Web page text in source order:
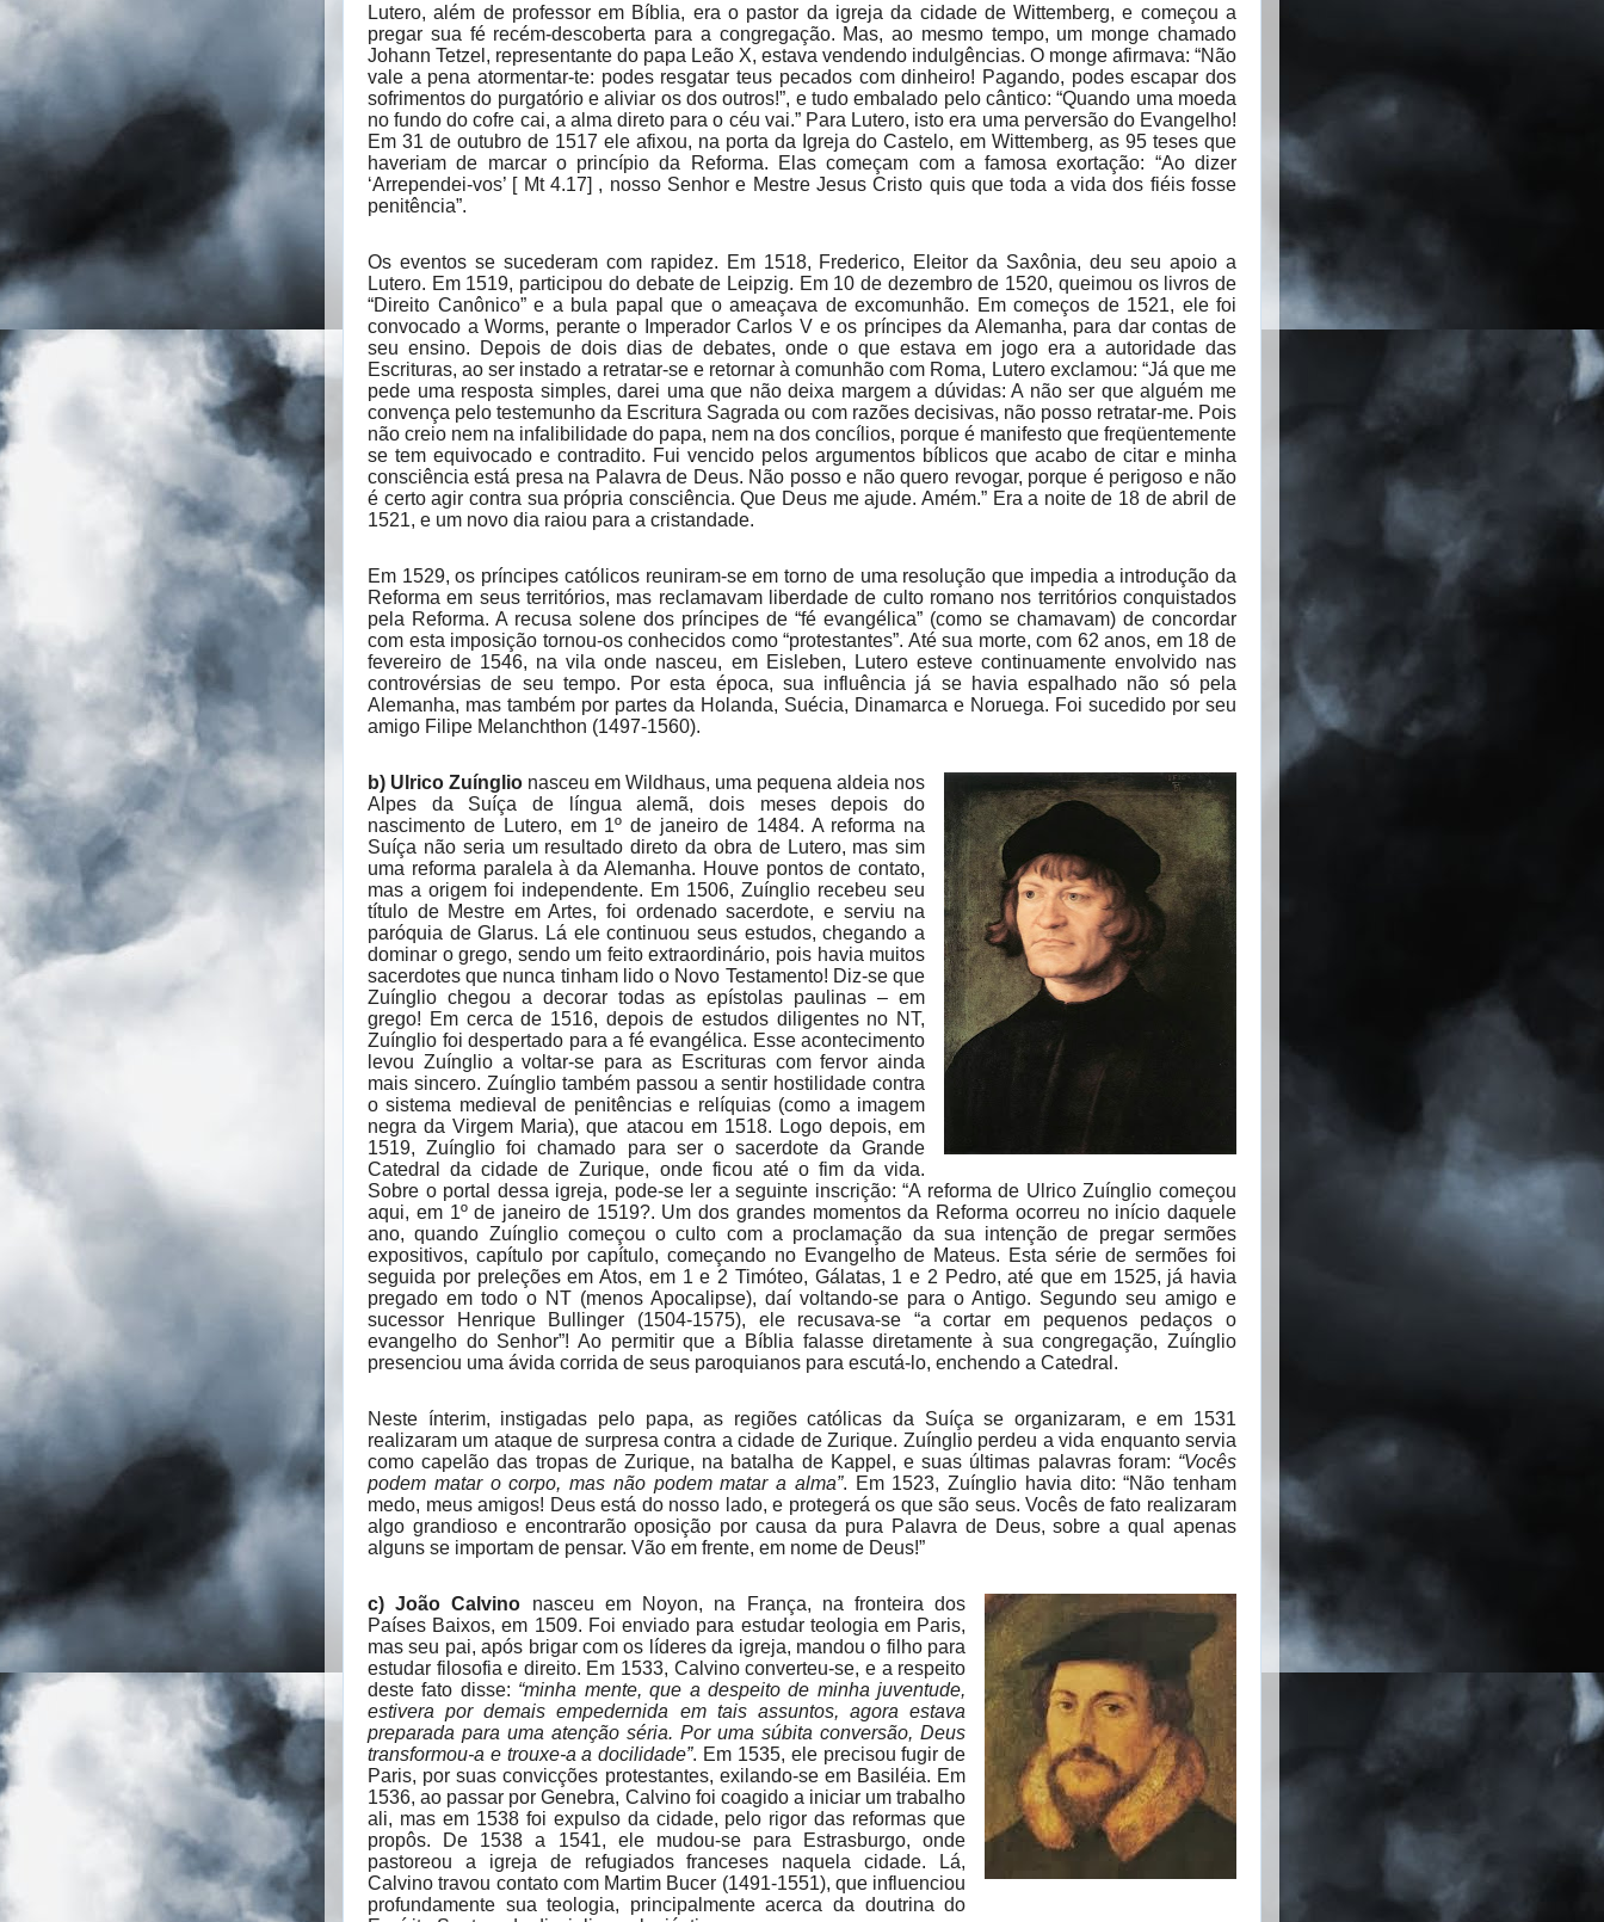
Lutero, além de professor em Bíblia, era o pastor da igreja da cidade de Wittemberg, e começou a
pregar sua fé recém-descoberta para a congregação. Mas, ao mesmo tempo, um monge chamado
Johann Tetzel, representante do papa Leão X, estava vendendo indulgências. O monge afirmava: “Não
vale a pena atormentar-te: podes resgatar teus pecados com dinheiro! Pagando, podes escapar dos
sofrimentos do purgatório e aliviar os dos outros!”, e tudo embalado pelo cântico: “Quando uma moeda
no fundo do cofre cai, a alma direto para o céu vai.” Para Lutero, isto era uma perversão do Evangelho!
Em 31 de outubro de 1517 ele afixou, na porta da Igreja do Castelo, em Wittemberg, as 95 teses que
haveriam de marcar o princípio da Reforma. Elas começam com a famosa exortação: “Ao dizer
‘Arrependei-vos’ [ Mt 4.17] , nosso Senhor e Mestre Jesus Cristo quis que toda a vida dos fiéis fosse
penitência”.
Os eventos se sucederam com rapidez. Em 1518, Frederico, Eleitor da Saxônia, deu seu apoio a
Lutero. Em 1519, participou do debate de Leipzig. Em 10 de dezembro de 1520, queimou os livros de
“Direito Canônico” e a bula papal que o ameaçava de excomunhão. Em começos de 1521, ele foi
convocado a Worms, perante o Imperador Carlos V e os príncipes da Alemanha, para dar contas de
seu ensino. Depois de dois dias de debates, onde o que estava em jogo era a autoridade das
Escrituras, ao ser instado a retratar-se e retornar à comunhão com Roma, Lutero exclamou: “Já que me
pede uma resposta simples, darei uma que não deixa margem a dúvidas: A não ser que alguém me
convença pelo testemunho da Escritura Sagrada ou com razões decisivas, não posso retratar-me. Pois
não creio nem na infalibilidade do papa, nem na dos concílios, porque é manifesto que freqüentemente
se tem equivocado e contradito. Fui vencido pelos argumentos bíblicos que acabo de citar e minha
consciência está presa na Palavra de Deus. Não posso e não quero revogar, porque é perigoso e não
é certo agir contra sua própria consciência. Que Deus me ajude. Amém.” Era a noite de 18 de abril de
1521, e um novo dia raiou para a cristandade.
Em 1529, os príncipes católicos reuniram-se em torno de uma resolução que impedia a introdução da
Reforma em seus territórios, mas reclamavam liberdade de culto romano nos territórios conquistados
pela Reforma. A recusa solene dos príncipes de “fé evangélica” (como se chamavam) de concordar
com esta imposição tornou-os conhecidos como “protestantes”. Até sua morte, com 62 anos, em 18 de
fevereiro de 1546, na vila onde nasceu, em Eisleben, Lutero esteve continuamente envolvido nas
controvérsias de seu tempo. Por esta época, sua influência já se havia espalhado não só pela
Alemanha, mas também por partes da Holanda, Suécia, Dinamarca e Noruega. Foi sucedido por seu
amigo Filipe Melanchthon (1497-1560).
b) Ulrico Zuínglio nasceu em Wildhaus, uma pequena aldeia nos
Alpes da Suíça de língua alemã, dois meses depois do
nascimento de Lutero, em 1º de janeiro de 1484. A reforma na
Suíça não seria um resultado direto da obra de Lutero, mas sim
uma reforma paralela à da Alemanha. Houve pontos de contato,
mas a origem foi independente. Em 1506, Zuínglio recebeu seu
título de Mestre em Artes, foi ordenado sacerdote, e serviu na
paróquia de Glarus. Lá ele continuou seus estudos, chegando a
dominar o grego, sendo um feito extraordinário, pois havia muitos
sacerdotes que nunca tinham lido o Novo Testamento! Diz-se que
Zuínglio chegou a decorar todas as epístolas paulinas – em
grego! Em cerca de 1516, depois de estudos diligentes no NT,
Zuínglio foi despertado para a fé evangélica. Esse acontecimento
levou Zuínglio a voltar-se para as Escrituras com fervor ainda
mais sincero. Zuínglio também passou a sentir hostilidade contra
o sistema medieval de penitências e relíquias (como a imagem
negra da Virgem Maria), que atacou em 1518. Logo depois, em
1519, Zuínglio foi chamado para ser o sacerdote da Grande
Catedral da cidade de Zurique, onde ficou até o fim da vida.
Sobre o portal dessa igreja, pode-se ler a seguinte inscrição: “A reforma de Ulrico Zuínglio começou
aqui, em 1º de janeiro de 1519?. Um dos grandes momentos da Reforma ocorreu no início daquele
ano, quando Zuínglio começou o culto com a proclamação da sua intenção de pregar sermões
expositivos, capítulo por capítulo, começando no Evangelho de Mateus. Esta série de sermões foi
seguida por preleções em Atos, em 1 e 2 Timóteo, Gálatas, 1 e 2 Pedro, até que em 1525, já havia
pregado em todo o NT (menos Apocalipse), daí voltando-se para o Antigo. Segundo seu amigo e
sucessor Henrique Bullinger (1504-1575), ele recusava-se “a cortar em pequenos pedaços o
evangelho do Senhor”! Ao permitir que a Bíblia falasse diretamente à sua congregação, Zuínglio
presenciou uma ávida corrida de seus paroquianos para escutá-lo, enchendo a Catedral.
Neste ínterim, instigadas pelo papa, as regiões católicas da Suíça se organizaram, e em 1531
realizaram um ataque de surpresa contra a cidade de Zurique. Zuínglio perdeu a vida enquanto servia
como capelão das tropas de Zurique, na batalha de Kappel, e suas últimas palavras foram: “Vocês
podem matar o corpo, mas não podem matar a alma”. Em 1523, Zuínglio havia dito: “Não tenham
medo, meus amigos! Deus está do nosso lado, e protegerá os que são seus. Vocês de fato realizaram
algo grandioso e encontrarão oposição por causa da pura Palavra de Deus, sobre a qual apenas
alguns se importam de pensar. Vão em frente, em nome de Deus!”
c) João Calvino nasceu em Noyon, na França, na fronteira dos
Países Baixos, em 1509. Foi enviado para estudar teologia em Paris,
mas seu pai, após brigar com os líderes da igreja, mandou o filho para
estudar filosofia e direito. Em 1533, Calvino converteu-se, e a respeito
deste fato disse: “minha mente, que a despeito de minha juventude,
estivera por demais empedernida em tais assuntos, agora estava
preparada para uma atenção séria. Por uma súbita conversão, Deus
transformou-a e trouxe-a a docilidade”. Em 1535, ele precisou fugir de
Paris, por suas convicções protestantes, exilando-se em Basiléia. Em
1536, ao passar por Genebra, Calvino foi coagido a iniciar um trabalho
ali, mas em 1538 foi expulso da cidade, pelo rigor das reformas que
propôs. De 1538 a 1541, ele mudou-se para Estrasburgo, onde
pastoreou a igreja de refugiados franceses naquela cidade. Lá,
Calvino travou contato com Martim Bucer (1491-1551), que influenciou
profundamente sua teologia, principalmente acerca da doutrina do